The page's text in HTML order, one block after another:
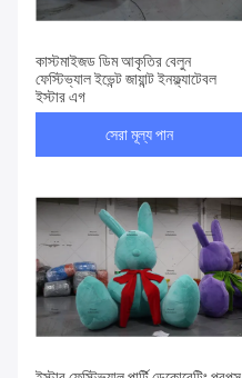
কাস্টমাইজড ডিম আকৃতির বেলুন
ফেস্টিভ্যাল ইভেন্ট জায়ান্ট ইনফ্ল্যাটেবল
ইস্টার এগ
সেরা মূল্য পান